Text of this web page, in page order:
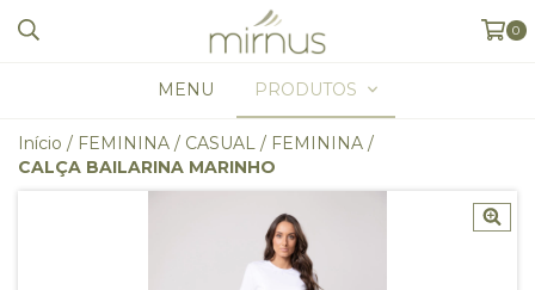
0
MENU PRODUTOS
Início / FEMININA / CASUAL / FEMININA /
CALÇA BAILARINA MARINHO